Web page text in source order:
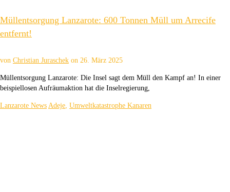
Müllentsorgung Lanzarote: 600 Tonnen Müll um Arrecife
entfernt!
von Christian Juraschek on 26. März 2025
Müllentsorgung Lanzarote: Die Insel sagt dem Müll den Kampf an! In einer
beispiellosen Aufräumaktion hat die Inselregierung,
Lanzarote News Adeje Umweltkatastrophe Kanaren